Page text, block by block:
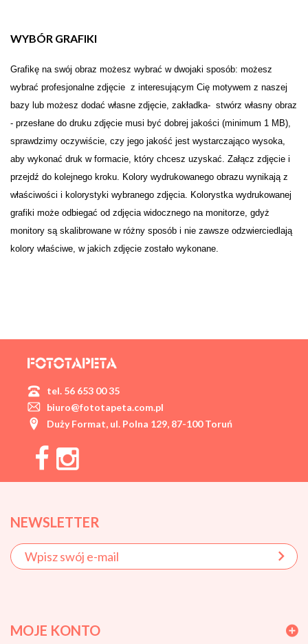
WYBÓR GRAFIKI
Grafikę na swój obraz możesz wybrać w dwojaki sposób: możesz
wybrać profesjonalne zdjęcie z interesującym Cię motywem z naszej
bazy lub możesz dodać własne zdjęcie, zakładka- stwórz własny obraz
- przesłane do druku zdjęcie musi być dobrej jakości (minimum 1 MB),
sprawdzimy oczywiście, czy jego jakość jest wystarczająco wysoka,
aby wykonać druk w formacie, który chcesz uzyskać. Załącz zdjęcie i
przejdź do kolejnego kroku. Kolory wydrukowanego obrazu wynikają z
właściwości i kolorystyki wybranego zdjęcia. Kolorystka wydrukowanej
grafiki może odbiegać od zdjęcia widocznego na monitorze, gdyż
monitory są skalibrowane w różny sposób i nie zawsze odzwierciedlają
kolory właściwe, w jakich zdjęcie zostało wykonane.
tel. 56 653 00 35
biuro@fototapeta.com.pl
Duży Format, ul. Polna 129, 87-100 Toruń
NEWSLETTER
MOJE KONTO